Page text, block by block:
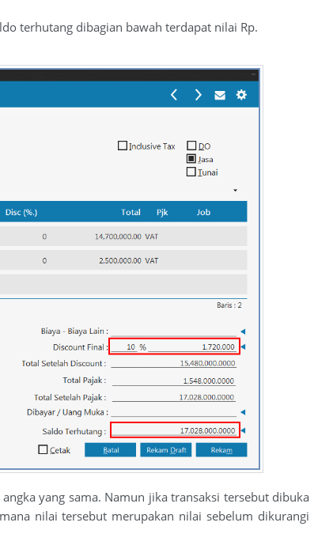
terhutang dibagian bawah terdapat nilai Rp.
yang sama. Namun jika transaksi tersebut dibuka
nilai tersebut merupakan nilai sebelum dikurangi